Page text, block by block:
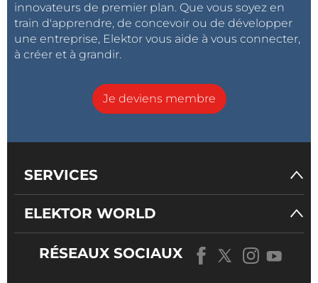
innovateurs de premier plan. Que vous soyez en
train d'apprendre, de concevoir ou de développer
une entreprise, Elektor vous aide à vous connecter,
à créer et à grandir.
Je deviens membre
SERVICES
ELEKTOR WORLD
RÉSEAUX SOCIAUX